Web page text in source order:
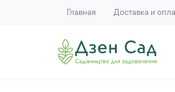
Главная Доставка и